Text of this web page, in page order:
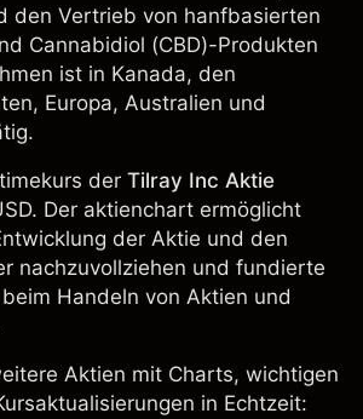
den Vertrieb von hanfbasierten
Cannabidiol (CBD)-Produkten
ist in Kanada, den
Europa, Australien und
der Tilray Inc Aktie
Der aktienchart ermöglicht
der Aktie und den
nachzuvollziehen und fundierte
Handeln von Aktien und
Aktien mit Charts, wichtigen
in Echtzeit: